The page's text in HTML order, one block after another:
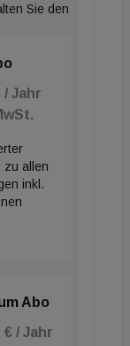
Sie den
/ Jahr
zu allen
inkl.
Abo
€ / Jahr